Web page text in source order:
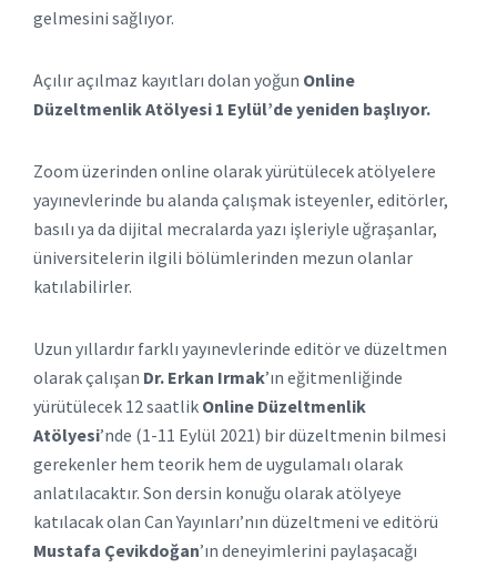
gelmesini sağlıyor.
Açılır açılmaz kayıtları dolan yoğun Online
Düzeltmenlik Atölyesi 1 Eylül’de yeniden başlıyor.
Zoom üzerinden online olarak yürütülecek atölyelere
yayınevlerinde bu alanda çalışmak isteyenler, editörler,
basılı ya da dijital mecralarda yazı işleriyle uğraşanlar,
üniversitelerin ilgili bölümlerinden mezun olanlar
katılabilirler.
Uzun yıllardır farklı yayınevlerinde editör ve düzeltmen
olarak çalışan Dr. Erkan Irmak’ın eğitmenliğinde
yürütülecek 12 saatlik Online Düzeltmenlik
Atölyesi’nde (1-11 Eylül 2021) bir düzeltmenin bilmesi
gerekenler hem teorik hem de uygulamalı olarak
anlatılacaktır. Son dersin konuğu olarak atölyeye
katılacak olan Can Yayınları’nın düzeltmeni ve editörü
Mustafa Çevikdoğan’ın deneyimlerini paylaşacağı